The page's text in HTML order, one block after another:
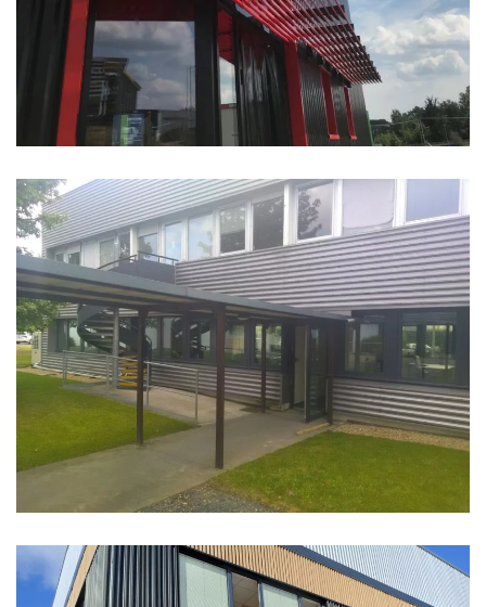
BUREAUX CBR MAGI
SOCIÉTÉ SAKATA